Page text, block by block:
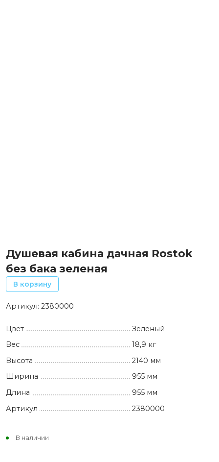
Душевая кабина дачная Rostok
без бака зеленая
В корзину
Артикул: 2380000
Цвет
Зеленый
Вес
18,9 кг
Высота
2140 мм
Ширина
955 мм
Длина
955 мм
Артикул
2380000
В наличии